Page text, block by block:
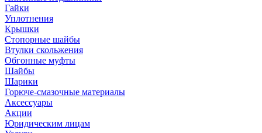
Гайки
Уплотнения
Крышки
Стопорные шайбы
Втулки скольжения
Обгонные муфты
Шайбы
Шарики
Горюче-смазочные материалы
Аксессуары
Акции
Юридическим лицам